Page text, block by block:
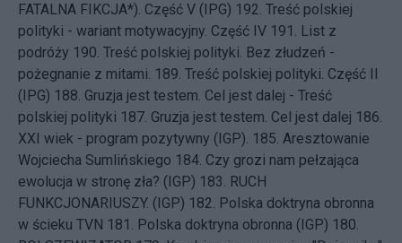
FATALNA FIKCJA*). Część V (IPG) 192. Treść polskiej
polityki - wariant motywacyjny. Część IV 191. List z
podróży 190. Treść polskiej polityki. Bez złudzeń -
pożegnanie z mitami. 189. Treść polskiej polityki. Część II
(IPG) 188. Gruzja jest testem. Cel jest dalej - Treść
polskiej polityki 187. Gruzja jest testem. Cel jest dalej 186.
XXI wiek - program pozytywny (IGP). 185. Aresztowanie
Wojciecha Sumlińskiego 184. Czy grozi nam pełzająca
ewolucja w stronę zła? (IGP) 183. RUCH
FUNKCJONARIUSZY. (IGP) 182. Polska doktryna obronna
w ścieku TVN 181. Polska doktryna obronna (IGP) 180.